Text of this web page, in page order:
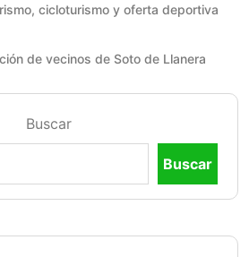
cicloturismo y oferta deportiva
de vecinos de Soto de Llanera
Buscar
Buscar